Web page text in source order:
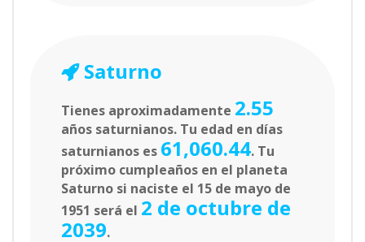
Saturno
Tienes aproximadamente 2.55
años saturnianos. Tu edad en días
saturnianos es 61,060.44. Tu
próximo cumpleaños en el planeta
Saturno si naciste el 15 de mayo de
1951 será el 2 de octubre de
2039.